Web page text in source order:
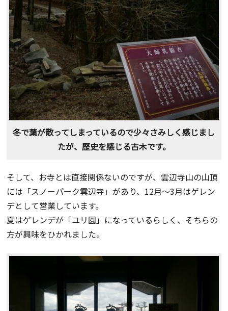
冬で葉が散ってしまっているので少々さみしく感じまし
たが、歴史を感じる古木です。
そして、お寺とは直接関係ないのですが、雲辺寺山の山頂
には「スノーパーク雲辺寺」があり、12月～3月はゲレン
デとして営業しています。
夏はゲレンデが「ユリ園」になっているらしく、そちらの
方が興味をひかれました。